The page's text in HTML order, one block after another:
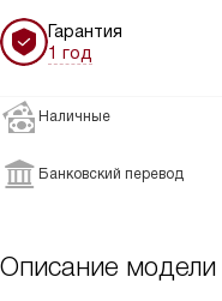
Гарантия
1 год
Наличные
Банковский перевод
Описание модели